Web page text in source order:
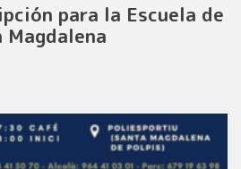
para la Escuela de
Magdalena